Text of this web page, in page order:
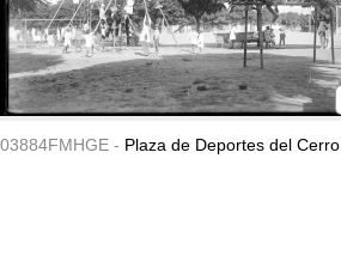
03884FMHGE - Plaza de Deportes del Cerro.